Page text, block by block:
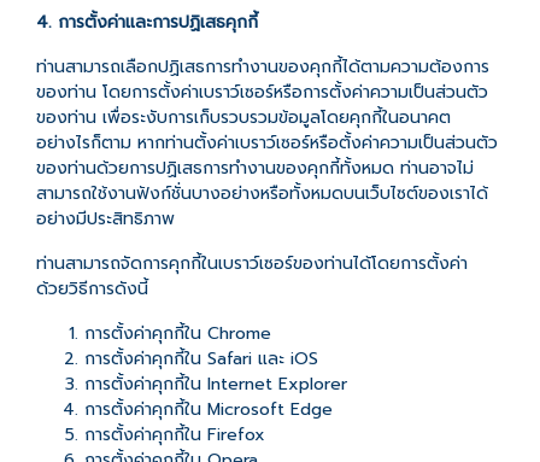
4. การตั้งค่าและการปฏิเสธคุกกี้
ท่านสามารถเลือกปฏิเสธการทำงานของคุกกี้ได้ตามความต้องการ
ของท่าน โดยการตั้งค่าเบราว์เซอร์หรือการตั้งค่าความเป็นส่วนตัว
ของท่าน เพื่อระงับการเก็บรวบรวมข้อมูลโดยคุกกี้ในอนาคต
อย่างไรก็ตาม หากท่านตั้งค่าเบราว์เซอร์หรือตั้งค่าความเป็นส่วนตัว
ของท่านด้วยการปฏิเสธการทำงานของคุกกี้ทั้งหมด ท่านอาจไม่
สามารถใช้งานฟังก์ชั่นบางอย่างหรือทั้งหมดบนเว็บไซต์ของเราได้
อย่างมีประสิทธิภาพ
ท่านสามารถจัดการคุกกี้ในเบราว์เซอร์ของท่านได้โดยการตั้งค่า
ด้วยวิธีการดังนี้
การตั้งค่าคุกกี้ใน Chrome
การตั้งค่าคุกกี้ใน Safari และ iOS
การตั้งค่าคุกกี้ใน Internet Explorer
การตั้งค่าคุกกี้ใน Microsoft Edge
การตั้งค่าคุกกี้ใน Firefox